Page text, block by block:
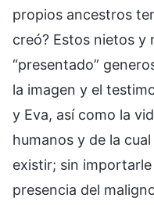
propios ancestros
creó? Estos nietos y
“presentado”
la imagen y el
y Eva, así como la
humanos y de la
existir; sin
presencia del